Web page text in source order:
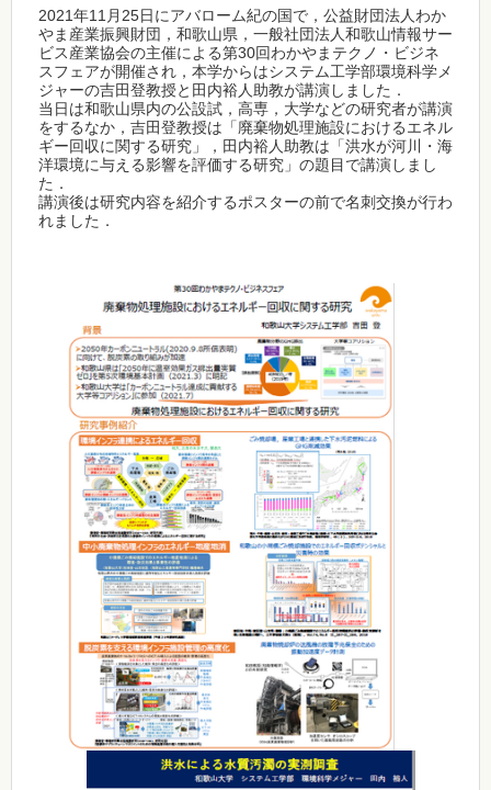
2021年11月25日にアバローム紀の国で，公益財団法人わか
やま産業振興財団，和歌山県，一般社団法人和歌山情報サー
ビス産業協会の主催による第30回わかやまテクノ・ビジネ
スフェアが開催され，本学からはシステム工学部環境科学メ
ジャーの吉田登教授と田内裕人助教が講演しました．
当日は和歌山県内の公設試，高専，大学などの研究者が講演
をするなか，吉田登教授は「廃棄物処理施設におけるエネル
ギー回収に関する研究」，田内裕人助教は「洪水が河川・海
洋環境に与える影響を評価する研究」の題目で講演しまし
た．
講演後は研究内容を紹介するポスターの前で名刺交換が行わ
れました．